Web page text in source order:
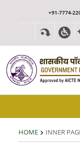
+91-7774-
HOME INNER